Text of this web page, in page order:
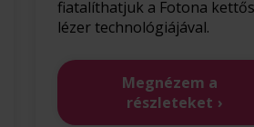
fiatalíthatjuk a Fotona kettős
lézer technológiájával.
Megnézem a
részleteket